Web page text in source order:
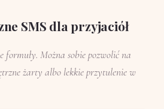
SMS dla przyjaciół
formuły. Można sobie pozwolić na
żarty albo lekkie przytulenie w